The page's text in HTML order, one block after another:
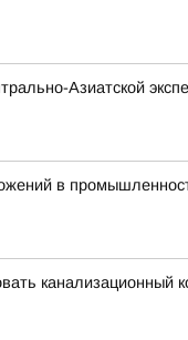
Азиатской
в
канализационный